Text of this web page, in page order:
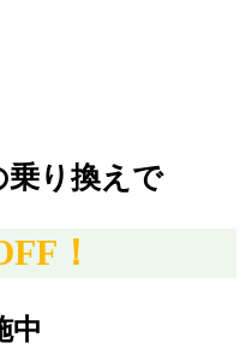
乗り換えで
！
中